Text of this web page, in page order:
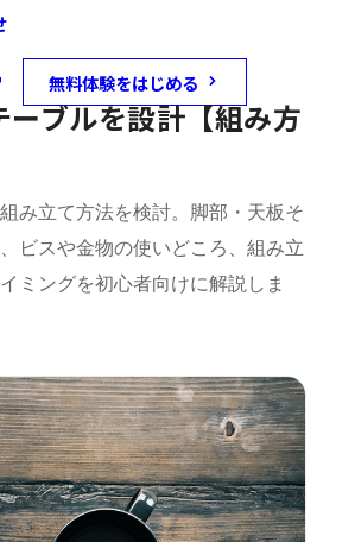
無料体験をはじめる
ーブルを設計【組み方
み立て方法を検討。脚部・天板そ
ビスや金物の使いどころ、組み立
ミングを初心者向けに解説しま